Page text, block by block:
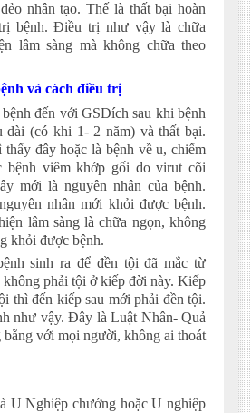
nhân tạo. Thế là thất bại hoàn
bệnh. Điều trị như vậy là chữa
lâm sàng mà không chữa theo
và cách điều trị
đến với GSĐích sau khi bệnh
dài (có khi 1- 2 năm) và thất bại.
thấy đây hoặc là bệnh về u, chiếm
bệnh viêm khớp gối do virut cõi
mới là nguyên nhân của bệnh.
nhân mới khỏi được bệnh.
lâm sàng là chữa ngọn, không
khỏi được bệnh.
sinh ra để đền tội đã mắc từ
phải tội ở kiếp đời này. Kiếp
thì đến kiếp sau mới phải đền tội.
như vậy. Đây là Luật Nhân- Quả
bằng với mọi người, không ai thoát
Nghiệp chướng hoặc U nghiệp